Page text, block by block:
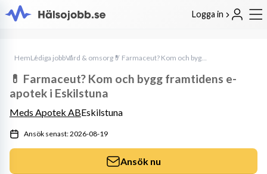
Logga in
HemLediga jobbVård & omsorg 💊 Farmaceut? Kom och bygg framtidens e-apotek i Eskilstuna
💊 Farmaceut? Kom och bygg framtidens e-
apotek i Eskilstuna
Meds Apotek ABEskilstuna
Ansök senast: 2026-08-19
Ansök nu